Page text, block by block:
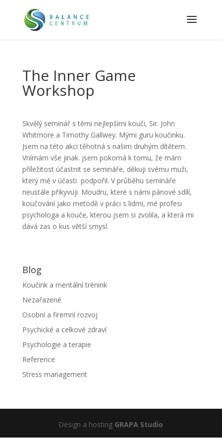
The Inner Game
Workshop
Skvělý seminář s těmi nejlepšími kouči, Sir. John
Whitmore a Timothy Gallwey. Mými guru koučinku.
Jsem na této akci těhotná s našim druhým dítětem.
Vnímám vše jinak. jsem pokorná k tomu, že mám
příležitost účastnit se semináře, děkuji svému muži,
který mě v účasti podpořil. V průběhu semináře
neustále přikyvuji. Moudru, které s námi pánové sdílí,
koučování jako metodě v práci s lidmi, mé profesi
psychologa a kouče, kterou jsem si zvolila, a která mi
dává zas o kus větší smysl.
Blog
Koučink a mentální trénink
Nezařazené
Osobní a firemní rozvoj
Psychické a celkové zdraví
Psychologie a terapie
Reference
Stress management
Design a hosting GRAPA Studio